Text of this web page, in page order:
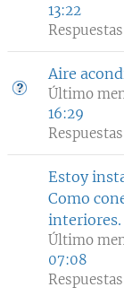
13:22
Aire
Último
16:29
Estoy
Como
interiores.
Último
07:08